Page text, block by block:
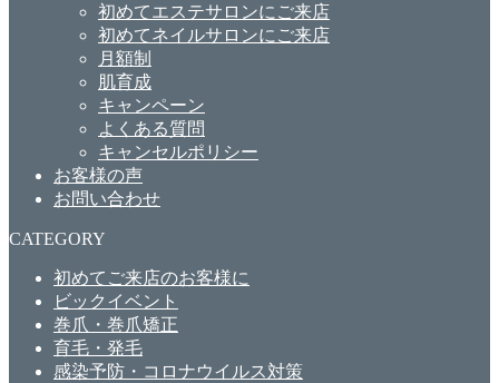
初めてエステサロンにご来店
初めてネイルサロンにご来店
月額制
肌育成
キャンペーン
よくある質問
キャンセルポリシー
お客様の声
お問い合わせ
CATEGORY
初めてご来店のお客様に
ビックイベント
巻爪・巻爪矯正
育毛・発毛
感染予防・コロナウイルス対策